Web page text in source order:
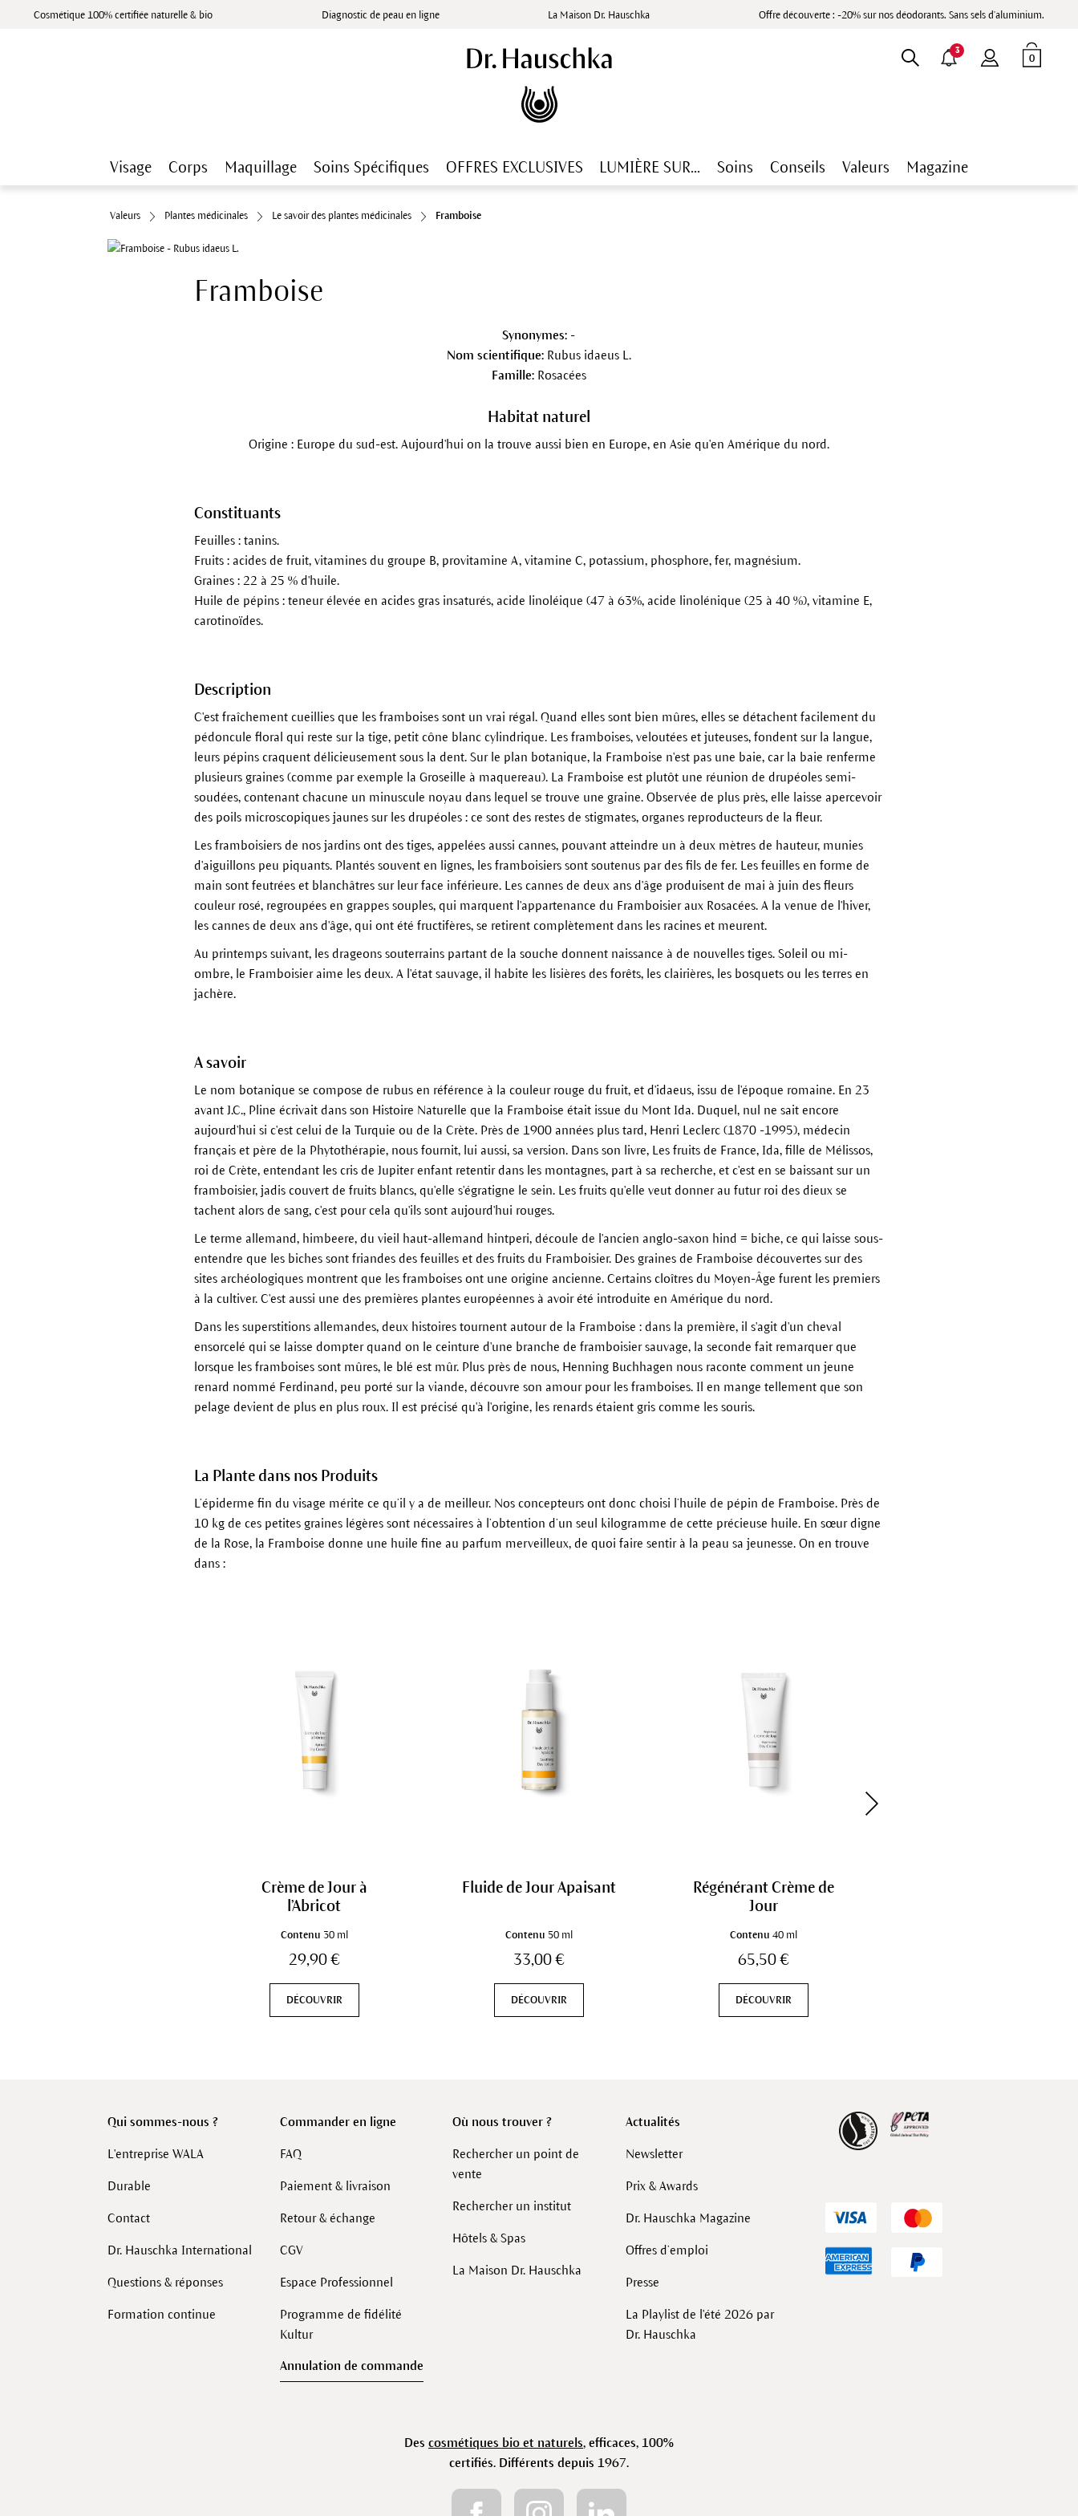
Cosmétique 100% certifiée naturelle & bio Diagnostic de peau en ligne La Maison Dr. Hauschka Offre découverte : -20% sur nos déodorants. Sans sels d'aluminium.
0
3
Visage Corps Maquillage Soins Spécifiques OFFRES EXCLUSIVES LUMIÈRE SUR... Soins Conseils Valeurs Magazine
Valeurs Plantes médicinales Le savoir des plantes médicinales Framboise
Framboise
Synonymes: -
Nom scientifique:Rubus idaeus L.
Famille:Rosacées
Habitat naturel
Origine : Europe du sud-est. Aujourd'hui on la trouve aussi bien en Europe, en Asie qu'en Amérique du nord.
Constituants
Feuilles : tanins.
Fruits : acides de fruit, vitamines du groupe B, provitamine A, vitamine C, potassium, phosphore, fer, magnésium.
Graines : 22 à 25 % d'huile.
Huile de pépins : teneur élevée en acides gras insaturés, acide linoléique (47 à 63%, acide linolénique (25 à 40 %), vitamine E,
carotinoïdes.
Description
C'est fraîchement cueillies que les framboises sont un vrai régal. Quand elles sont bien mûres, elles se détachent facilement du
pédoncule floral qui reste sur la tige, petit cône blanc cylindrique. Les framboises, veloutées et juteuses, fondent sur la langue,
leurs pépins craquent délicieusement sous la dent. Sur le plan botanique, la Framboise n'est pas une baie, car la baie renferme
plusieurs graines (comme par exemple la Groseille à maquereau). La Framboise est plutôt une réunion de drupéoles semi-
soudées, contenant chacune un minuscule noyau dans lequel se trouve une graine. Observée de plus près, elle laisse apercevoir
des poils microscopiques jaunes sur les drupéoles : ce sont des restes de stigmates, organes reproducteurs de la fleur.
Les framboisiers de nos jardins ont des tiges, appelées aussi cannes, pouvant atteindre un à deux mètres de hauteur, munies
d'aiguillons peu piquants. Plantés souvent en lignes, les framboisiers sont soutenus par des fils de fer. Les feuilles en forme de
main sont feutrées et blanchâtres sur leur face inférieure. Les cannes de deux ans d'âge produisent de mai à juin des fleurs
couleur rosé, regroupées en grappes souples, qui marquent l'appartenance du Framboisier aux Rosacées. A la venue de l'hiver,
les cannes de deux ans d'âge, qui ont été fructifères, se retirent complètement dans les racines et meurent.
Au printemps suivant, les drageons souterrains partant de la souche donnent naissance à de nouvelles tiges. Soleil ou mi-
ombre, le Framboisier aime les deux. A l'état sauvage, il habite les lisières des forêts, les clairières, les bosquets ou les terres en
jachère.
A savoir
Le nom botanique se compose de rubus en référence à la couleur rouge du fruit, et d'idaeus, issu de l'époque romaine. En 23
avant J.C., Pline écrivait dans son Histoire Naturelle que la Framboise était issue du Mont Ida. Duquel, nul ne sait encore
aujourd'hui si c'est celui de la Turquie ou de la Crète. Près de 1900 années plus tard, Henri Leclerc (1870 -1995), médecin
français et père de la Phytothérapie, nous fournit, lui aussi, sa version. Dans son livre, Les fruits de France, Ida, fille de Mélissos,
roi de Crète, entendant les cris de Jupiter enfant retentir dans les montagnes, part à sa recherche, et c'est en se baissant sur un
framboisier, jadis couvert de fruits blancs, qu'elle s'égratigne le sein. Les fruits qu'elle veut donner au futur roi des dieux se
tachent alors de sang, c'est pour cela qu'ils sont aujourd'hui rouges.
Le terme allemand, himbeere, du vieil haut-allemand hintperi, découle de l'ancien anglo-saxon hind = biche, ce qui laisse sous-
entendre que les biches sont friandes des feuilles et des fruits du Framboisier. Des graines de Framboise découvertes sur des
sites archéologiques montrent que les framboises ont une origine ancienne. Certains cloîtres du Moyen-Âge furent les premiers
à la cultiver. C'est aussi une des premières plantes européennes à avoir été introduite en Amérique du nord.
Dans les superstitions allemandes, deux histoires tournent autour de la Framboise : dans la première, il s'agit d'un cheval
ensorcelé qui se laisse dompter quand on le ceinture d'une branche de framboisier sauvage, la seconde fait remarquer que
lorsque les framboises sont mûres, le blé est mûr. Plus près de nous, Henning Buchhagen nous raconte comment un jeune
renard nommé Ferdinand, peu porté sur la viande, découvre son amour pour les framboises. Il en mange tellement que son
pelage devient de plus en plus roux. Il est précisé qu'à l'origine, les renards étaient gris comme les souris.
La Plante dans nos Produits
L’épiderme fin du visage mérite ce qu’il y a de meilleur. Nos concepteurs ont donc choisi l’huile de pépin de Framboise. Près de
10 kg de ces petites graines légères sont nécessaires à l’obtention d’un seul kilogramme de cette précieuse huile. En sœur digne
de la Rose, la Framboise donne une huile fine au parfum merveilleux, de quoi faire sentir à la peau sa jeunesse. On en trouve
dans :
Crème de Jour à
l’Abricot
Contenu 30 ml
29,90 €
DÉCOUVRIR
Fluide de Jour Apaisant
Contenu 50 ml
33,00 €
DÉCOUVRIR
Régénérant Crème de
Jour
Contenu 40 ml
65,50 €
DÉCOUVRIR
Qui sommes-nous ?
L'entreprise WALA
Durable
Contact
Dr. Hauschka International
Questions & réponses
Formation continue
Commander en ligne
FAQ
Paiement & livraison
Retour & échange
CGV
Espace Professionnel
Programme de fidélité
Kultur
Annulation de commande
Où nous trouver ?
Rechercher un point de
vente
Rechercher un institut
Hôtels & Spas
La Maison Dr. Hauschka
Actualités
Newsletter
Prix & Awards
Dr. Hauschka Magazine
Offres d’emploi
Presse
La Playlist de l'été 2026 par
Dr. Hauschka
Des cosmétiques bio et naturels, efficaces, 100%
certifiés. Différents depuis 1967.